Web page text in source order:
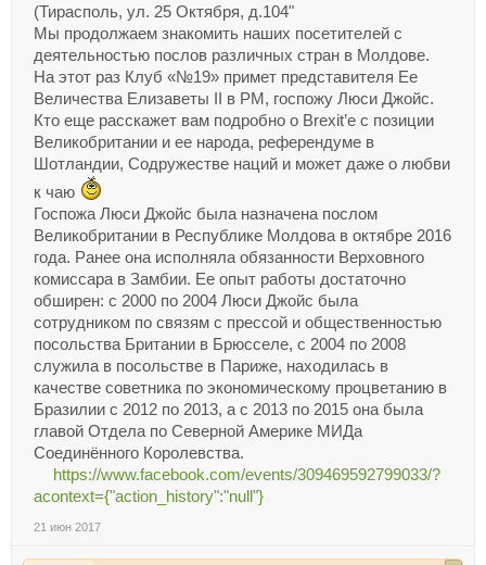
(Тирасполь, ул. 25 Октября, д.104"
Мы продолжаем знакомить наших посетителей с
деятельностью послов различных стран в Молдове.
На этот раз Клуб «№19» примет представителя Ее
Величества Елизаветы II в РМ, госпожу Люси Джойс.
Кто еще расскажет вам подробно о Brexit’е с позиции
Великобритании и ее народа, референдуме в
Шотландии, Содружестве наций и может даже о любви
к чаю
Госпожа Люси Джойс была назначена послом
Великобритании в Республике Молдова в октябре 2016
года. Ранее она исполняла обязанности Верховного
комиссара в Замбии. Ее опыт работы достаточно
обширен: с 2000 по 2004 Люси Джойс была
сотрудником по связям с прессой и общественностью
посольства Британии в Брюсселе, с 2004 по 2008
служила в посольстве в Париже, находилась в
качестве советника по экономическому процветанию в
Бразилии с 2012 по 2013, а с 2013 по 2015 она была
главой Отдела по Северной Америке МИДа
Соединённого Королевства.
https://www.facebook.com/events/309469592799033/?
acontext={"action_history":"null"}
21 июн 2017